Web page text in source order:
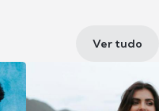
Ver tudo